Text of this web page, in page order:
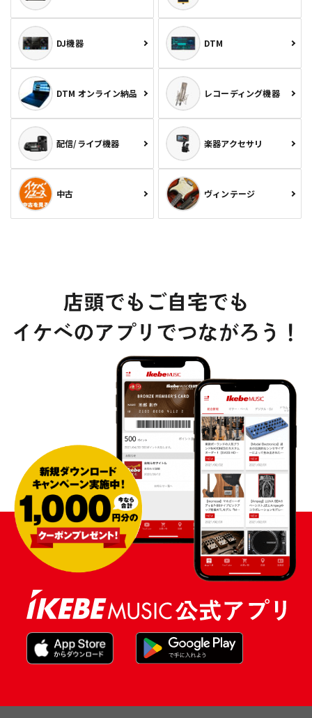
DJ機器 DTM
DTM オンライン納品 レコーディング機器
配信/ライブ機器 楽器アクセサリ
中古 ヴィンテージ